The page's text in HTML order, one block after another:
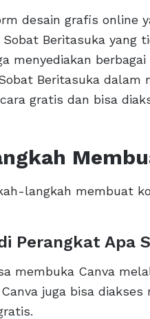
desain grafis online
Beritasuka yang
menyediakan
Beritasuka
gratis dan bisa
langkah membuat
Perangkat Apa
membuka Canva
juga bisa